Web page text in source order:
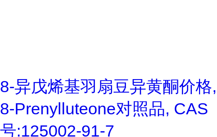
8-异戊烯基羽扇豆异黄酮价格,
8-Prenylluteone对照品, CAS
号:125002-91-7